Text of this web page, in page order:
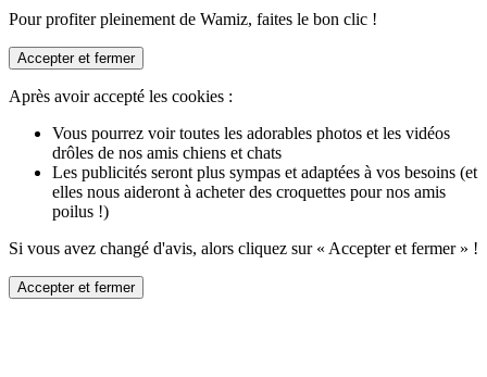
Pour profiter pleinement de Wamiz, faites le bon clic !
Accepter et fermer
Après avoir accepté les cookies :
Vous pourrez voir toutes les adorables photos et les vidéos
drôles de nos amis chiens et chats
Les publicités seront plus sympas et adaptées à vos besoins (et
elles nous aideront à acheter des croquettes pour nos amis
poilus !)
Si vous avez changé d'avis, alors cliquez sur « Accepter et fermer » !
Accepter et fermer